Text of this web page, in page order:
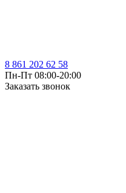
8 861 202 62 58
Пн-Пт 08:00-20:00
Заказать звонок